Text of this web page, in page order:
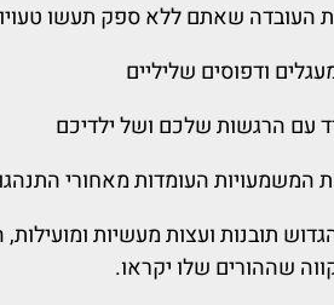
העובדה שאתם ללא ספק תעשו
ודפוסים שליליים
עם הרגשות שלכם ושל ילדיכם
המשמעויות העומדות מאחורי
תובנות ועצות מעשיות
שההורים שלו יקראו.